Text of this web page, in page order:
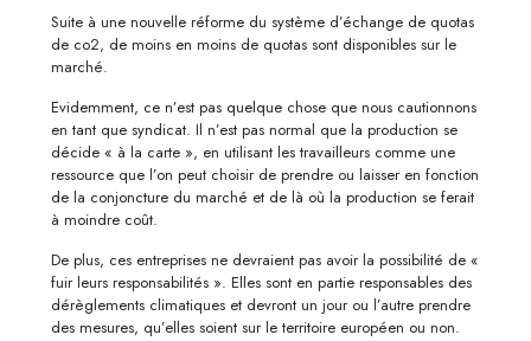
Suite à une nouvelle réforme du système d’échange de quotas
de co2, de moins en moins de quotas sont disponibles sur le
marché.
Evidemment, ce n’est pas quelque chose que nous cautionnons
en tant que syndicat. Il n’est pas normal que la production se
décide « à la carte », en utilisant les travailleurs comme une
ressource que l’on peut choisir de prendre ou laisser en fonction
de la conjoncture du marché et de là où la production se ferait
à moindre coût.
De plus, ces entreprises ne devraient pas avoir la possibilité de «
fuir leurs responsabilités ». Elles sont en partie responsables des
dérèglements climatiques et devront un jour ou l’autre prendre
des mesures, qu’elles soient sur le territoire européen ou non.